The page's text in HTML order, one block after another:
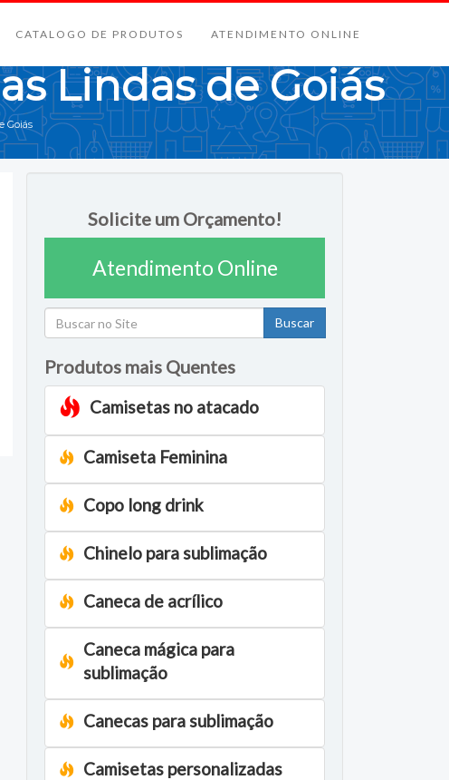
CATALOGO DE PRODUTOS ATENDIMENTO ONLINE
Lindas de Goiás
Goiás
Solicite um Orçamento!
Atendimento Online
Buscar
Produtos mais Quentes
Camisetas no atacado
Camiseta Feminina
Copo long drink
Chinelo para sublimação
Caneca de acrílico
Caneca mágica para
sublimação
Canecas para sublimação
Camisetas personalizadas